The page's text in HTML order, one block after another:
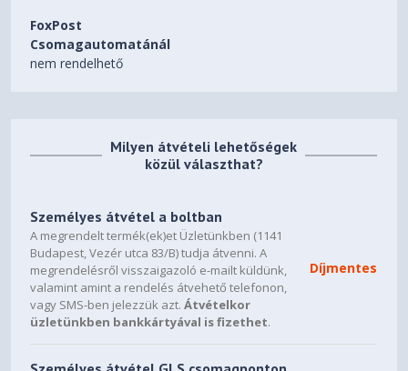
FoxPost
Csomagautomatánál
nem rendelhető
Milyen átvételi lehetőségek
közül választhat?
Személyes átvétel a boltban
A megrendelt termék(ek)et Üzletünkben (1141
Budapest, Vezér utca 83/B) tudja átvenni. A
megrendelésről visszaigazoló e-mailt küldünk,
valamint amint a rendelés átvehető telefonon,
vagy SMS-ben jelezzük azt.Átvételkor
üzletünkben bankkártyával is fizethet.
Díjmentes